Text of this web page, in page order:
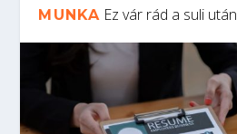
MUNKA Ez vár rád a suli után